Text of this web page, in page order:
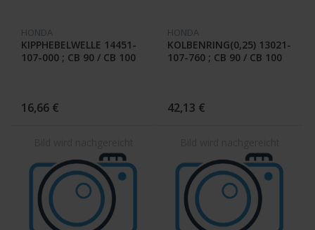
HONDA
KIPPHEBELWELLE 14451-
107-000 ; CB 90 / CB 100
16,66 €
HONDA
KOLBENRING(0,25) 13021-
107-760 ; CB 90 / CB 100
42,13 €